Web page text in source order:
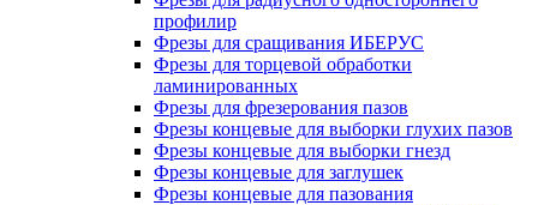
профилир
Фрезы для сращивания ИБЕРУС
Фрезы для торцевой обработки
ламинированных
Фрезы для фрезерования пазов
Фрезы концевые для выборки глухих пазов
Фрезы концевые для выборки гнезд
Фрезы концевые для заглушек
Фрезы концевые для пазования